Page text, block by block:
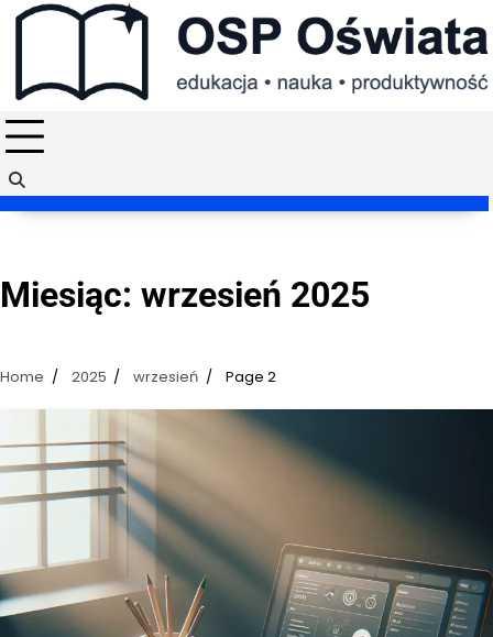
Skip
Miesiąc: wrzesień 2025
Home 2025 wrzesień Page 2